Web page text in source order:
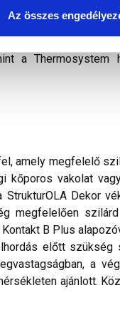
Az összes
2,5-2,8 kg/m².
színes
a Thermosystem
amely megfelelő
kőporos vakolat
Dekor
megfelelően
B Plus
előtt szükség
a
ajánlott.